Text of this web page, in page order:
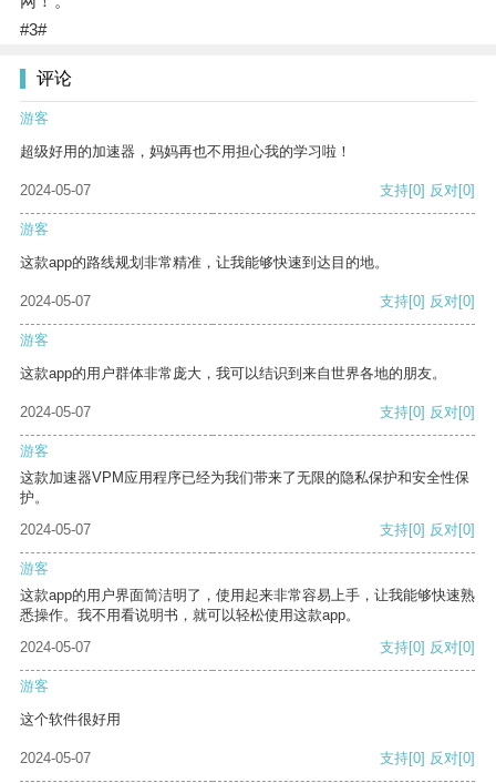
#3#
评论
游客
超级好用的加速器，妈妈再也不用担心我的学习啦！
2024-05-07 支持[0] 反对[0]
游客
这款app的路线规划非常精准，让我能够快速到达目的地。
2024-05-07 支持[0] 反对[0]
游客
这款app的用户群体非常庞大，我可以结识到来自世界各地的朋友。
2024-05-07 支持[0] 反对[0]
游客
这款加速器VPM应用程序已经为我们带来了无限的隐私保护和安全性保
护。
2024-05-07
支持[0] 反对[0]
游客
这款app的用户界面简洁明了，使用起来非常容易上手，让我能够快速熟
悉操作。我不用看说明书，就可以轻松使用这款app。
2024-05-07
支持[0] 反对[0]
游客
这个软件很好用
2024-05-07 支持[0] 反对[0]